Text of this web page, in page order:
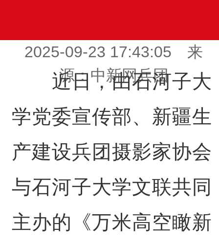
2025-09-23 17:43:05 来
源：中新网兵团
近日，由石河子大
学党委宣传部、新疆生
产建设兵团摄影家协会
与石河子大学文联共同
主办的《万米高空瞰新